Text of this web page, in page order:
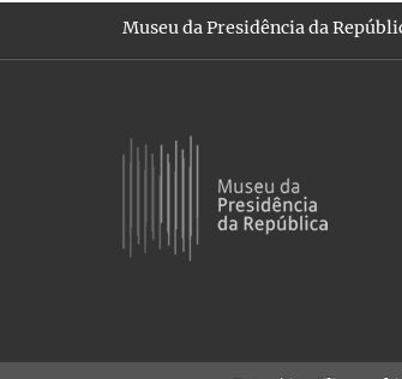
Museu da Presidência da